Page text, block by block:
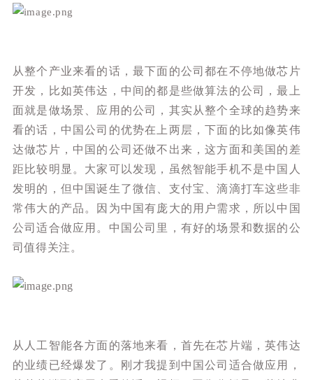
从整个产业来看的话，最下面的公司都在不停地做芯片
开发，比如英伟达，中间的都是些做算法的公司，最上
面就是做场景、应用的公司，其实从整个全球的趋势来
看的话，中国公司的优势在上两层，下面的比如像英伟
达做芯片，中国的公司还做不出来，这方面和美国的差
距比较明显。大家可以发现，虽然智能手机不是中国人
发明的，但中国诞生了微信、支付宝、滴滴打车这些非
常伟大的产品。因为中国有庞大的用户需求，所以中国
公司适合做应用。中国公司里，有好的场景和数据的公
司值得关注。
从人工智能各方面的落地来看，首先在芯片端，英伟达
的业绩已经爆发了。刚才我提到中国公司适合做应用，